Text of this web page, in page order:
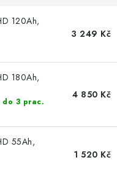
120Ah,
3 249 Kč
180Ah,
do 3 prac.
4 850 Kč
55Ah,
1 520 Kč